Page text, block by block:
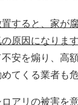
すると、家が
原因になります
安を煽り、高
てくる業者も危
アリの被害を